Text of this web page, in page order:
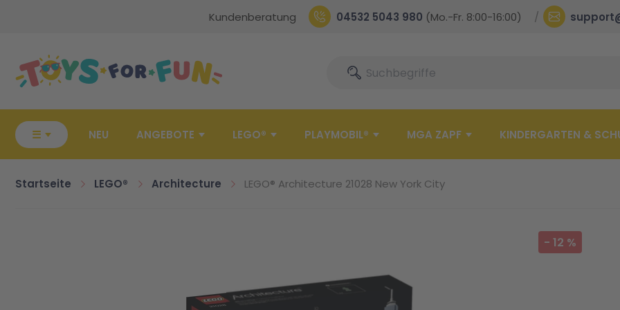
Kundenberatung 04532 5043 980 (Mo.-Fr. 8:00-16:00)
SucheSuche
☰ NEU ANGEBOTE LEGO® PLAYMOBIL® MGA ZAPF KINDERGARTEN &
Startseite LEGO® Architecture LEGO® Architecture 21028 New York City
- 12 %